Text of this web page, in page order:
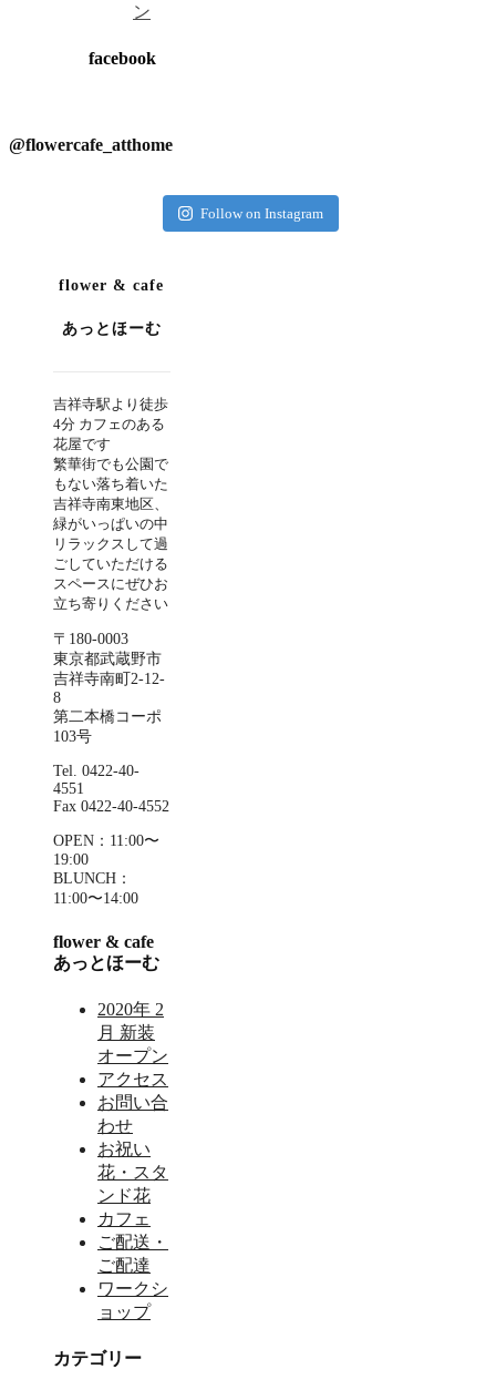
ン
facebook
@flowercafe_atthome
Follow on Instagram
flower & cafe
あっとほーむ
吉祥寺駅より徒歩
4分 カフェのある
花屋です
繁華街でも公園で
もない落ち着いた
吉祥寺南東地区、
緑がいっぱいの中
リラックスして過
ごしていただける
スペースにぜひお
立ち寄りください
〒180-0003
東京都武蔵野市
吉祥寺南町2-12-
8
第二本橋コーポ
103号
Tel. 0422-40-
4551
Fax 0422-40-4552
OPEN：11:00〜
19:00
BLUNCH：
11:00〜14:00
flower & cafe
あっとほーむ
2020年 2
月 新装
オープン
アクセス
お問い合
わせ
お祝い
花・スタ
ンド花
カフェ
ご配送・
ご配達
ワークシ
ョップ
カテゴリー